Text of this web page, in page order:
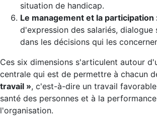
situation de handicap.
Le management et la participation
d'expression des salariés,
dans les décisions qui les
Ces six dimensions s'articulent autour
centrale qui est de permettre à chacun
travail », c'est-à-dire un travail
santé des personnes et à la
l'organisation.